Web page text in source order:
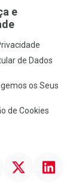
e
de Dados
os Seus
de Cookies
Linkedin